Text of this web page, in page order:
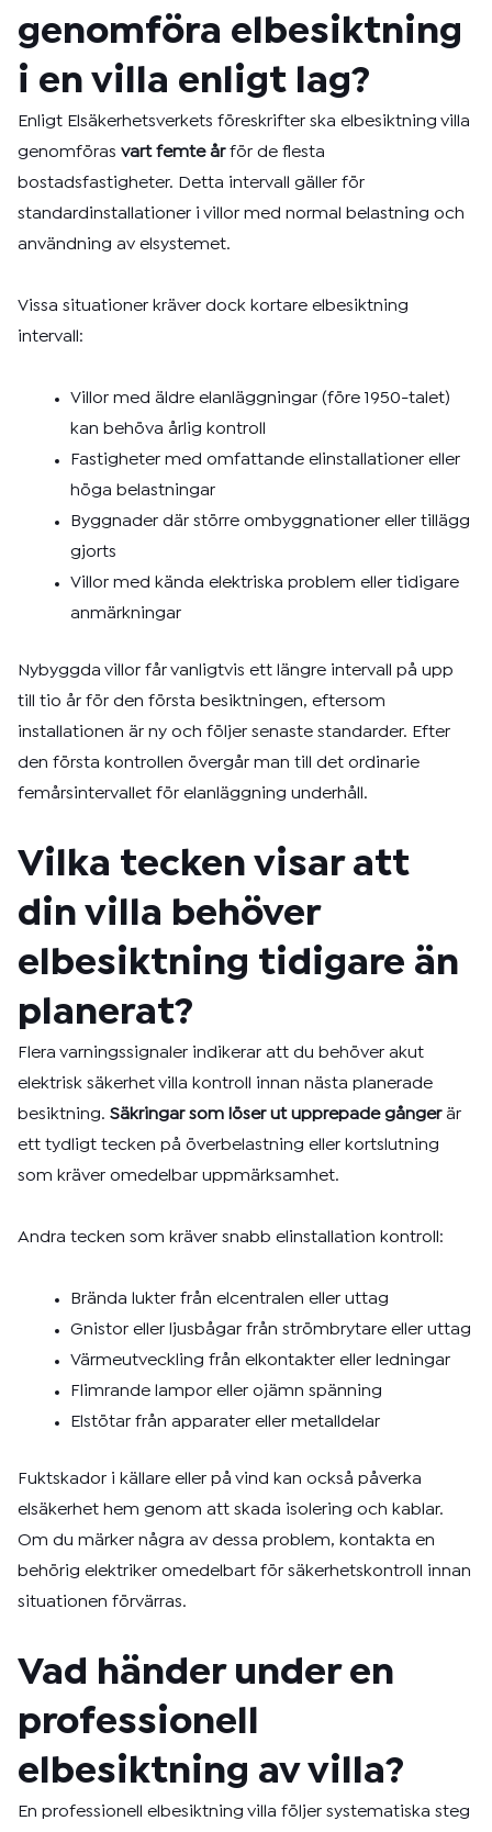
genomföra elbesiktning
i en villa enligt lag?
Enligt Elsäkerhetsverkets föreskrifter ska elbesiktning villa
genomföras vart femte årför de flesta
bostadsfastigheter. Detta intervall gäller för
standardinstallationer i villor med normal belastning och
användning av elsystemet.
Vissa situationer kräver dock kortare elbesiktning
intervall:
Villor med äldre elanläggningar (före 1950-talet)
kan behöva årlig kontroll
Fastigheter med omfattande elinstallationer eller
höga belastningar
Byggnader där större ombyggnationer eller tillägg
gjorts
Villor med kända elektriska problem eller tidigare
anmärkningar
Nybyggda villor får vanligtvis ett längre intervall på upp
till tio år för den första besiktningen, eftersom
installationen är ny och följer senaste standarder. Efter
den första kontrollen övergår man till det ordinarie
femårsintervallet för elanläggning underhåll.
Vilka tecken visar att
din villa behöver
elbesiktning tidigare än
planerat?
Flera varningssignaler indikerar att du behöver akut
elektrisk säkerhet villa kontroll innan nästa planerade
besiktning. Säkringar som löser ut upprepade gångerär
ett tydligt tecken på överbelastning eller kortslutning
som kräver omedelbar uppmärksamhet.
Andra tecken som kräver snabb elinstallation kontroll:
Brända lukter från elcentralen eller uttag
Gnistor eller ljusbågar från strömbrytare eller uttag
Värmeutveckling från elkontakter eller ledningar
Flimrande lampor eller ojämn spänning
Elstötar från apparater eller metalldelar
Fuktskador i källare eller på vind kan också påverka
elsäkerhet hem genom att skada isolering och kablar.
Om du märker några av dessa problem, kontakta en
behörig elektriker omedelbart för säkerhetskontroll innan
situationen förvärras.
Vad händer under en
professionell
elbesiktning av villa?
En professionell elbesiktning villa följer systematiska steg